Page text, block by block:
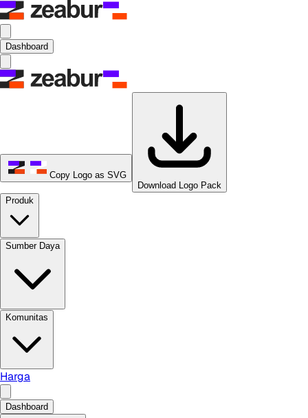
Dashboard
Copy Logo as SVG
Download Logo Pack
Produk
Sumber Daya
Komunitas
Harga
Dashboard